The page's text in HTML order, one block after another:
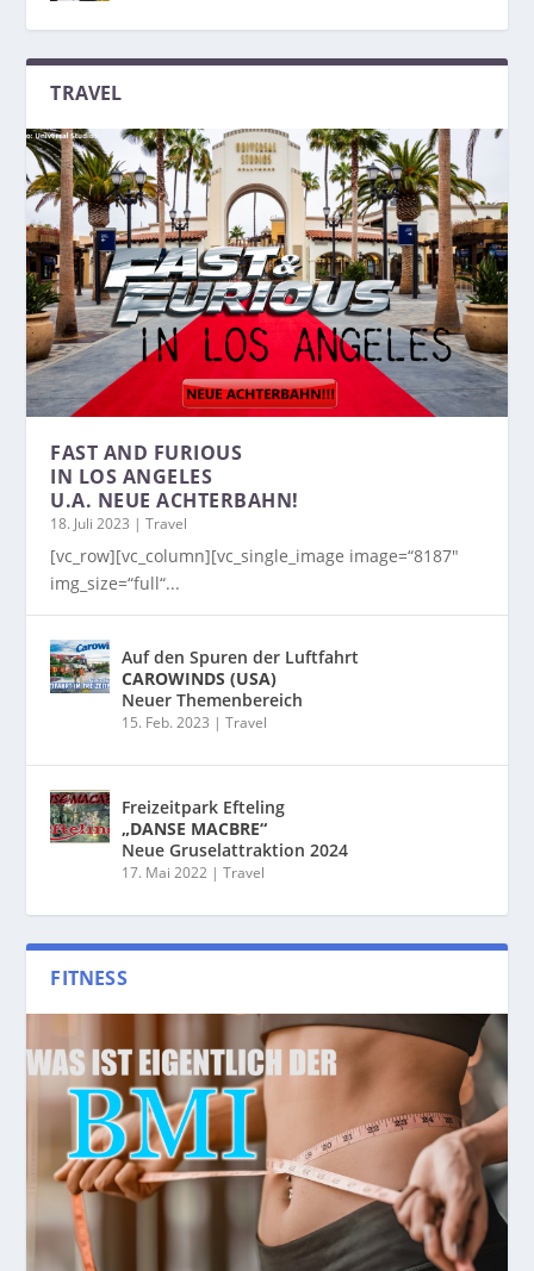
TRAVEL
FAST AND FURIOUS
IN LOS ANGELES
U.A. NEUE ACHTERBAHN!
18. Juli 2023 |Travel
[vc_row][vc_column][vc_single_image image=“8187″
img_size=“full“...
Auf den Spuren der Luftfahrt
CAROWINDS (USA)
Neuer Themenbereich
15. Feb. 2023 |Travel
Freizeitpark Efteling
„DANSE MACBRE“
Neue Gruselattraktion 2024
17. Mai 2022 |Travel
FITNESS